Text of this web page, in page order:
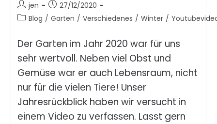
jen
27/12/2020
Blog / Garten / Verschiedenes / Winter /
Der Garten im Jahr 2020 war für uns
sehr wertvoll. Neben viel Obst und
Gemüse war er auch Lebensraum, nicht
nur für die vielen Tiere! Unser
Jahresrückblick haben wir versucht in
einem Video zu verfassen. Lasst gern